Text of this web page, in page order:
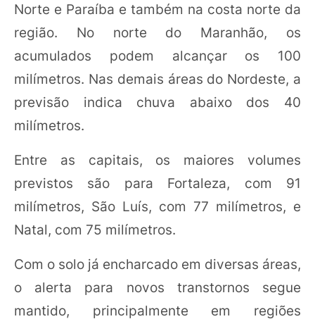
Norte e Paraíba e também na costa norte da
região. No norte do Maranhão, os
acumulados podem alcançar os 100
milímetros. Nas demais áreas do Nordeste, a
previsão indica chuva abaixo dos 40
milímetros.
Entre as capitais, os maiores volumes
previstos são para Fortaleza, com 91
milímetros, São Luís, com 77 milímetros, e
Natal, com 75 milímetros.
Com o solo já encharcado em diversas áreas,
o alerta para novos transtornos segue
mantido, principalmente em regiões